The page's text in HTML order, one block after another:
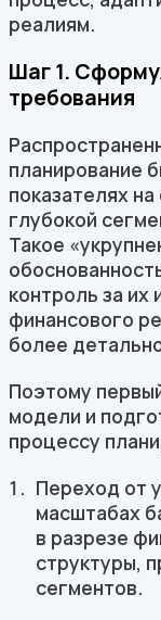
реалиям.
Шаг 1.
требования
планирование
показателях
глубокой
Такое
контроль за их
финансового
более
Поэтому
модели и
процессу
Переход от
масштабах
в разрезе
структуры,
сегментов.